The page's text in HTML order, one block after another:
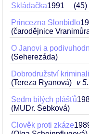
Skládačka1991 45
Princezna Slonbidlo
(čarodějnice
O Janovi a
(Šeherezáda)
Dobrodružství
(Tereza Ryanová)
v
Sedm bílých plášťů
(MUDr. Šebková)
Člověk proti zkáze